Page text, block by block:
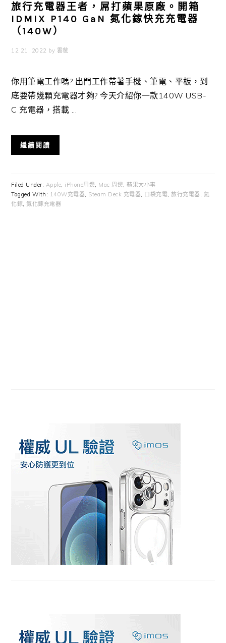
旅行充電器王者，屌打蘋果原廠。開箱
IDMIX P140 GaN 氮化鎵快充充電器
（140W）
12 21, 2022 by 雲爸
你用筆電工作嗎? 出門工作帶著手機、筆電、平板，到
底要帶幾顆充電器才夠? 今天介紹你一款140W USB-
C 充電器，搭載 ...
繼續閱讀
Filed Under: Apple iPhone周邊 Mac 周邊 ,蘋果大小事
Tagged With: 140W充電器 Steam Deck 充電器 口袋充電 ,旅行充電器 氮
化鎵 ,氮化鎵充電器